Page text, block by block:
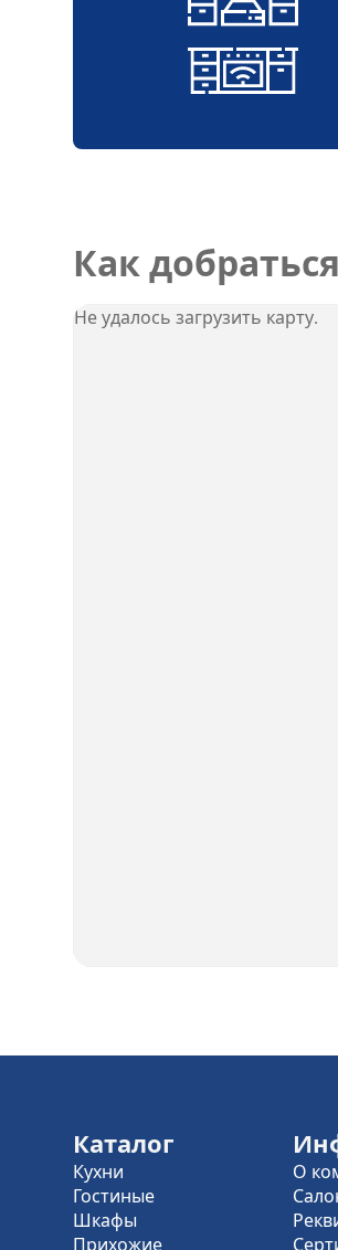
Как добраться
Не удалось загрузить карту.
Каталог
Кухни
Гостиные
Шкафы
Прихожие
О